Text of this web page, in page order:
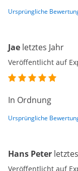
Ursprüngliche
Jae letztes Jahr
Veröffentlicht auf
In Ordnung
Ursprüngliche
Hans Peter
Veröffentlicht auf